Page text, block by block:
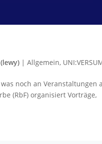
|Allgemein,
noch an Veranstaltungen
(RbF) organisiert Vorträge,